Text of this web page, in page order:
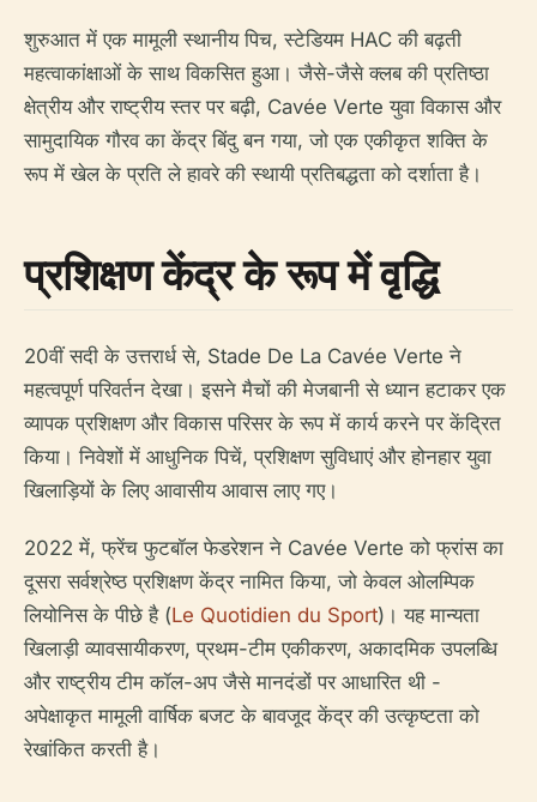
शुरुआत में एक मामूली स्थानीय पिच, स्टेडियम HAC की बढ़ती
महत्वाकांक्षाओं के साथ विकसित हुआ। जैसे-जैसे क्लब की प्रतिष्ठा
क्षेत्रीय और राष्ट्रीय स्तर पर बढ़ी, Cavée Verte युवा विकास और
सामुदायिक गौरव का केंद्र बिंदु बन गया, जो एक एकीकृत शक्ति के
रूप में खेल के प्रति ले हावरे की स्थायी प्रतिबद्धता को दर्शाता है।
प्रशिक्षण केंद्र के रूप में वृद्धि
20वीं सदी के उत्तरार्ध से, Stade De La Cavée Verte ने
महत्वपूर्ण परिवर्तन देखा। इसने मैचों की मेजबानी से ध्यान हटाकर एक
व्यापक प्रशिक्षण और विकास परिसर के रूप में कार्य करने पर केंद्रित
किया। निवेशों में आधुनिक पिचें, प्रशिक्षण सुविधाएं और होनहार युवा
खिलाड़ियों के लिए आवासीय आवास लाए गए।
2022 में, फ्रेंच फुटबॉल फेडरेशन ने Cavée Verte को फ्रांस का
दूसरा सर्वश्रेष्ठ प्रशिक्षण केंद्र नामित किया, जो केवल ओलम्पिक
लियोनिस के पीछे है (Le Quotidien du Sport)। यह मान्यता
खिलाड़ी व्यावसायीकरण, प्रथम-टीम एकीकरण, अकादमिक उपलब्धि
और राष्ट्रीय टीम कॉल-अप जैसे मानदंडों पर आधारित थी -
अपेक्षाकृत मामूली वार्षिक बजट के बावजूद केंद्र की उत्कृष्टता को
रेखांकित करती है।